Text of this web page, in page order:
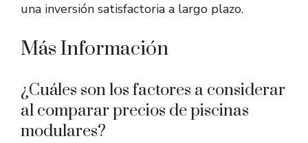
una inversión satisfactoria a largo plazo.
Más Información
¿Cuáles son los factores a considerar
al comparar precios de piscinas
modulares?